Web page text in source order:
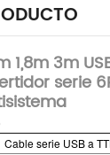
1,8m 3m
serie
Cable serie USB a